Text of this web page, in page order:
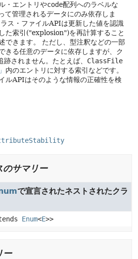
・エントリやcode配列へのラベルな
管理されるデータにのみ依存しま
ス・ファイルAPIは更新した値を認識
た索引("explosion")を再計算すること
できます。
ただし、型注釈などの一部
きる任意のデータに依存しますが、ク
されません。たとえば、 ClassFile
内のエントリに対する索引などです。
ルAPIはそのような情報の正確性を検
のサマリー
で宣言されたネストされたクラ
Enum<E>>
ー